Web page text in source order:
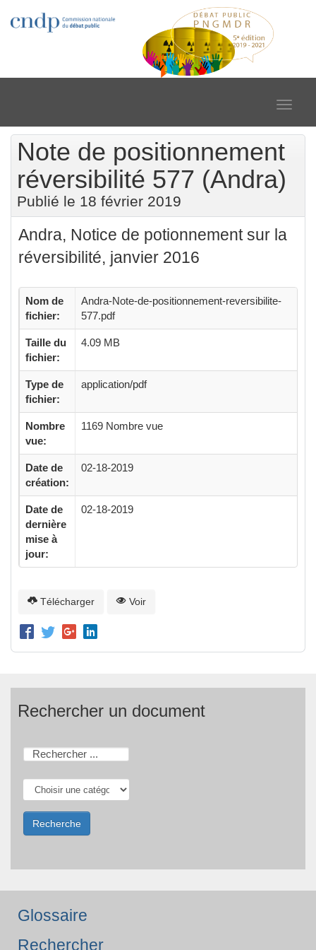
Toggle
Note de positionnement
réversibilité 577 (Andra)
Publié le 18 février 2019
Andra, Notice de potionnement sur la
réversibilité, janvier 2016
Nom de
fichier:
Andra-Note-de-positionnement-reversibilite-
577.pdf
Taille du
fichier:
4.09 MB
Type de
fichier:
application/pdf
Nombre
vue:
1169 Nombre vue
Date de
création:
02-18-2019
Date de
dernière
mise à
jour:
02-18-2019
Télécharger Voir
Rechercher un document
Glossaire
Rechercher